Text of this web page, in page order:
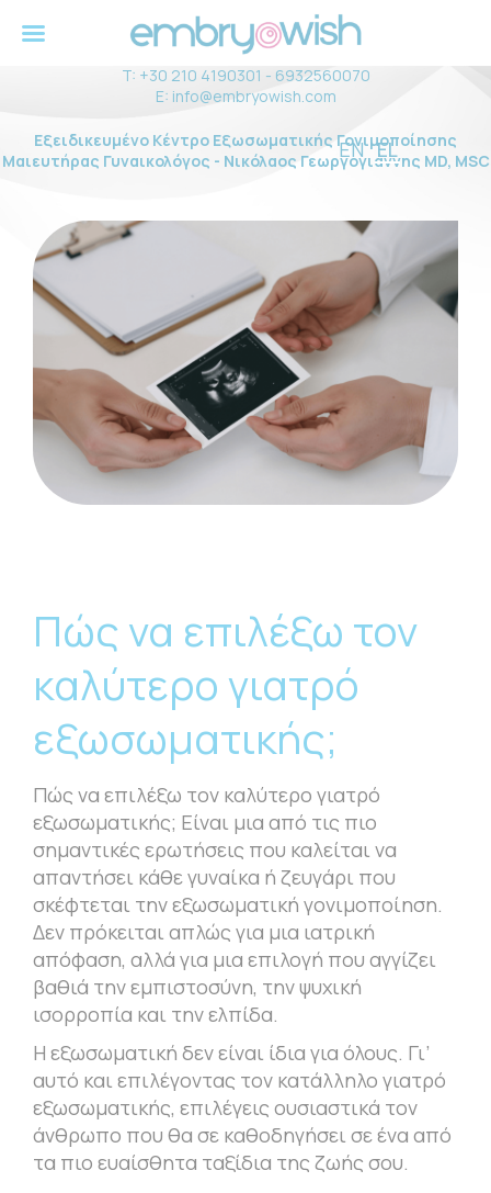
Πραξιτέλους 121, Πειραιάς
T: +30 210 4190301 - 6932560070
E: info@embryowish.com
EN EL
Εξειδικευμένο Κέντρο Εξωσωματικής Γονιμοποίησης
Μαιευτήρας Γυναικολόγος - Νικόλαος Γεωργογιάννης MD, MSC
Πώς να επιλέξω τον
καλύτερο γιατρό
εξωσωματικής;
Πώς να επιλέξω τον καλύτερο γιατρό
εξωσωματικής; Είναι μια από τις πιο
σημαντικές ερωτήσεις που καλείται να
απαντήσει κάθε γυναίκα ή ζευγάρι που
σκέφτεται την εξωσωματική γονιμοποίηση.
Δεν πρόκειται απλώς για μια ιατρική
απόφαση, αλλά για μια επιλογή που αγγίζει
βαθιά την εμπιστοσύνη, την ψυχική
ισορροπία και την ελπίδα.
Η εξωσωματική δεν είναι ίδια για όλους. Γι’
αυτό και επιλέγοντας τον κατάλληλο γιατρό
εξωσωματικής, επιλέγεις ουσιαστικά τον
άνθρωπο που θα σε καθοδηγήσει σε ένα από
τα πιο ευαίσθητα ταξίδια της ζωής σου.